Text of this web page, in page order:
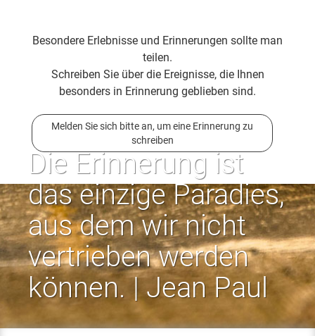
Besondere Erlebnisse und Erinnerungen sollte man
teilen.
Schreiben Sie über die Ereignisse, die Ihnen
besonders in Erinnerung geblieben sind.
Melden Sie sich bitte an, um eine Erinnerung zu
schreiben
Die Erinnerung ist
das einzige Paradies,
aus dem wir nicht
vertrieben werden
können. | Jean Paul